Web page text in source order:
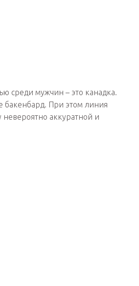
среди мужчин – это канадка.
бакенбард. При этом линия
невероятно аккуратной и